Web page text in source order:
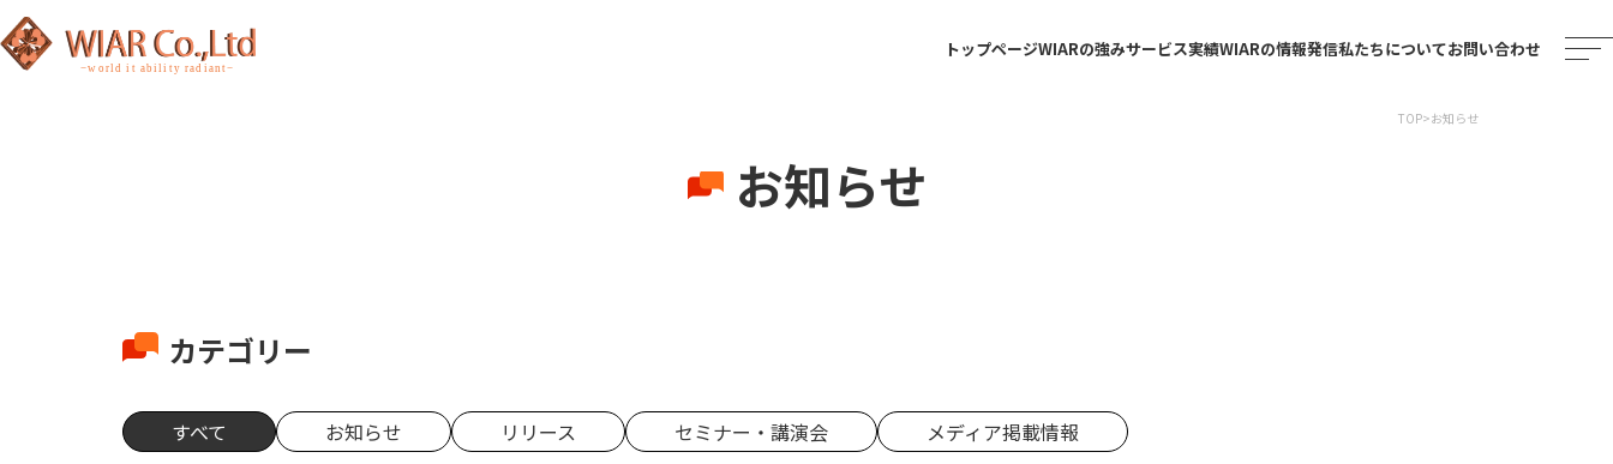
トップページWIARの強みサービス実績WIARの情報発信私たちについてお問い合わせ
TOP>お知らせ
お知らせ
カテゴリー
すべて お知らせ リリース セミナー・講演会 メディア掲載情報